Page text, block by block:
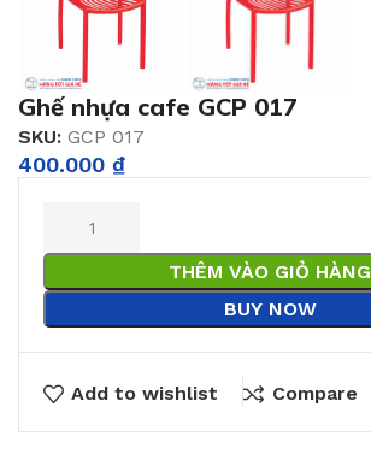
Ghế nhựa cafe GCP 017
SKU: GCP 017
400.000 ₫
THÊM VÀO GIỎ HÀNG
BUY NOW
Add to wishlist Compare